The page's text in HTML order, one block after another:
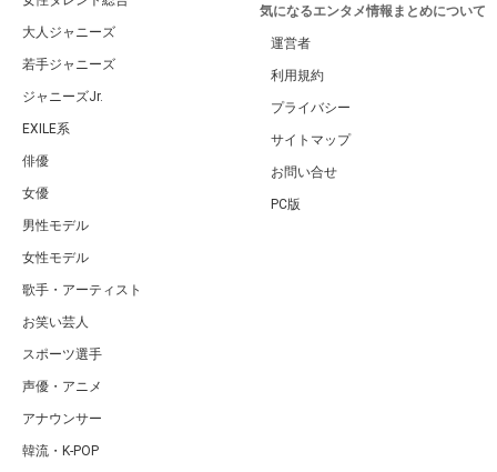
大人ジャニーズ
若手ジャニーズ
ジャニーズJr.
EXILE系
俳優
女優
男性モデル
女性モデル
歌手・アーティスト
お笑い芸人
スポーツ選手
声優・アニメ
アナウンサー
韓流・K-POP
気になるエンタメ情報まとめについて
運営者
利用規約
プライバシー
サイトマップ
お問い合せ
PC版